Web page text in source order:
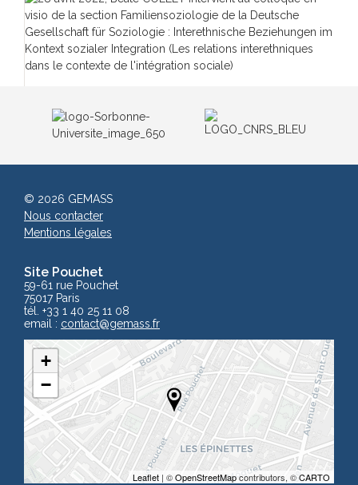
Site Pouchet
59-61 rue Pouchet
75017 Paris
tél. +33 1 40 25 11 08
email : contact@gemass.fr
+
−
Leaflet | ©OpenStreetMapcontributors, ©CARTO
© 2026 GEMASS
Nous contacter
Mentions légales